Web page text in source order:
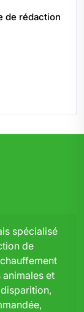
de rédaction
spécialisé
de
et